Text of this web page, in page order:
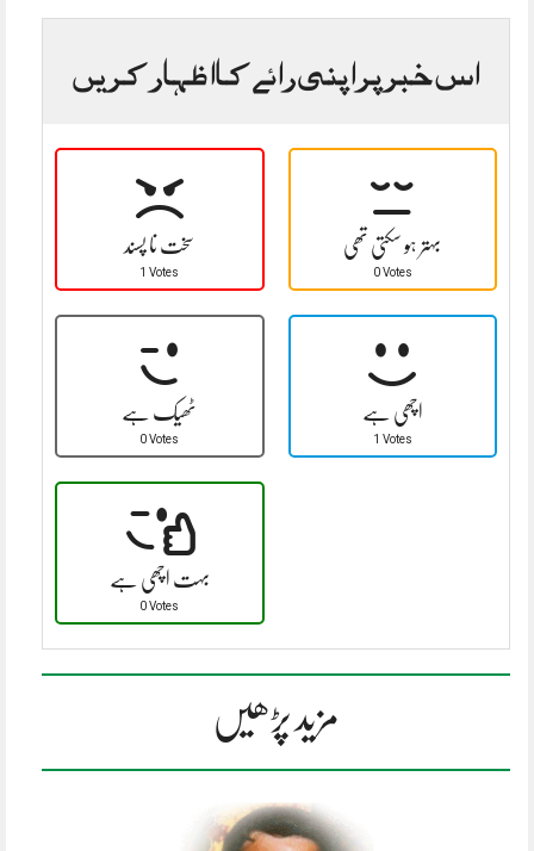
اس خبر پر اپنی رائے کا اظہار کریں
سخت نا پسند
1 Votes
بہتر ہو سکتی تھی
0 Votes
ٹھیک ہے
0 Votes
اچھی ہے
1 Votes
بہت اچھی ہے
0 Votes
مزید پڑھیں